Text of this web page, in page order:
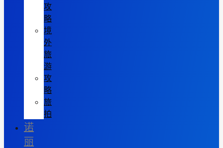
攻
略
境
外
旅
游
攻
略
旅
拍
诺
丽